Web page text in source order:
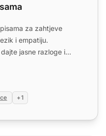
za zahtjeve
i empatiju.
jasne razloge i
+1